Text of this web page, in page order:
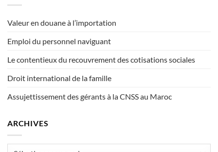
Valeur en douane à l’importation
Emploi du personnel naviguant
Le contentieux du recouvrement des cotisations sociales
Droit international de la famille
Assujettissement des gérants à la CNSS au Maroc
ARCHIVES